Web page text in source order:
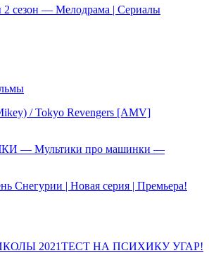
сезон — Мелодрама | Сериалы
/ Tokyo Revengers [AMV]
— Мультики про машинки —
Снегурии | Новая серия | Премьера!
2021ТЕСТ НА ПСИХИКУ УГАР!